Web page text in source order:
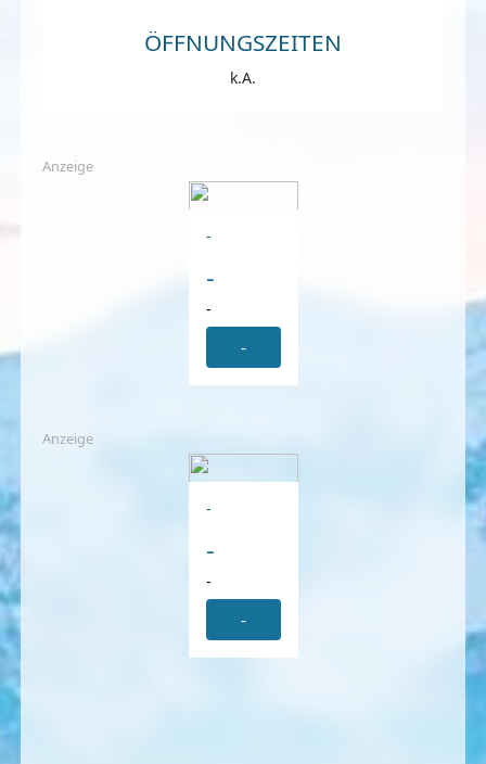
ÖFFNUNGSZEITEN
k.A.
Anzeige
-
-
-
-
Anzeige
-
-
-
-